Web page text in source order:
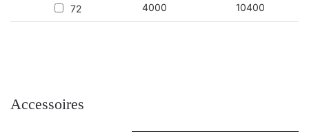
72 4000 10400
Accessoires